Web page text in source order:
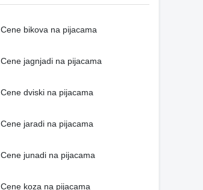
Cene bikova na pijacama
Cene jagnjadi na pijacama
Cene dviski na pijacama
Cene jaradi na pijacama
Cene junadi na pijacama
Cene koza na pijacama